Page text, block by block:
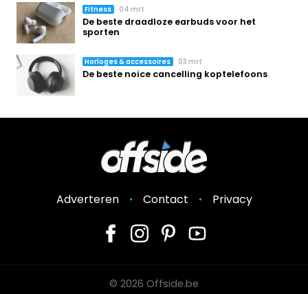
Fitness 04 mrt
De beste draadloze earbuds voor het
sporten
Horloges & accessoires 03 mrt
De beste noice cancelling koptelefoons
Adverteren Contact Privacy
© 2026 Offside.be